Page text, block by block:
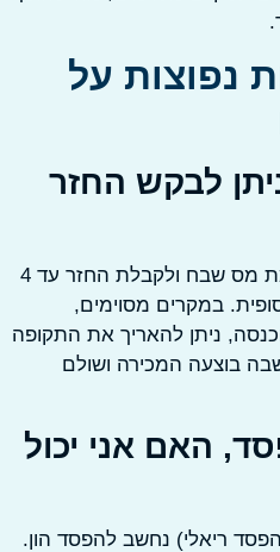
על
לבקש החזר
ניתן להגיש בקשה לתיקון שומת מס שבח ולקבלת החזר עד 4
במקרים מסוימים,
להאריך את התקופה
המכירה ושולם
אני יכול
נחשב להפסד הון.